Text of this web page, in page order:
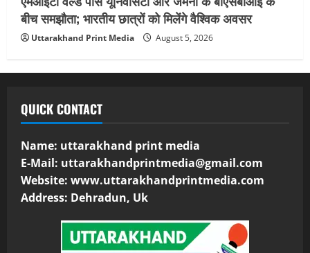
बीच समझौता; भारतीय छात्रों को मिलेंगे वैश्विक अवसर
Uttarakhand Print Media August 5, 2026
QUICK CONTACT
Name: uttarakhand print media
E-Mail: uttarakhandprintmedia@gmail.com
Website: www.uttarakhandprintmedia.com
Address: Dehradun, Uk